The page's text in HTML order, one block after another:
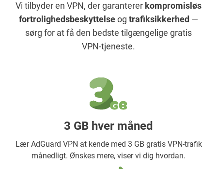
Vi tilbyder en VPN, der garanterer kompromisløs
fortrolighedsbeskyttelseog trafiksikkerhed —
sørg for at få den bedste tilgængelige gratis
VPN-tjeneste.
3 GB hver måned
Lær AdGuard VPN at kende med 3 GB gratis VPN-trafik
månedligt. Ønskes mere, viser vi dig hvordan.